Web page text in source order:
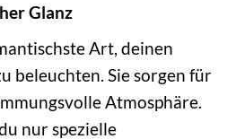
Glanz
Art, deinen
beleuchten. Sie sorgen für
Atmosphäre.
nur spezielle